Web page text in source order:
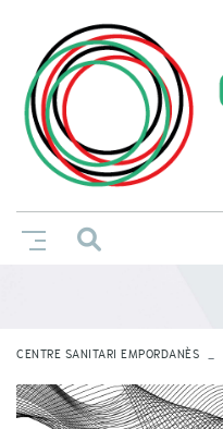
CENTRE SANITARI EMPORDANÈS